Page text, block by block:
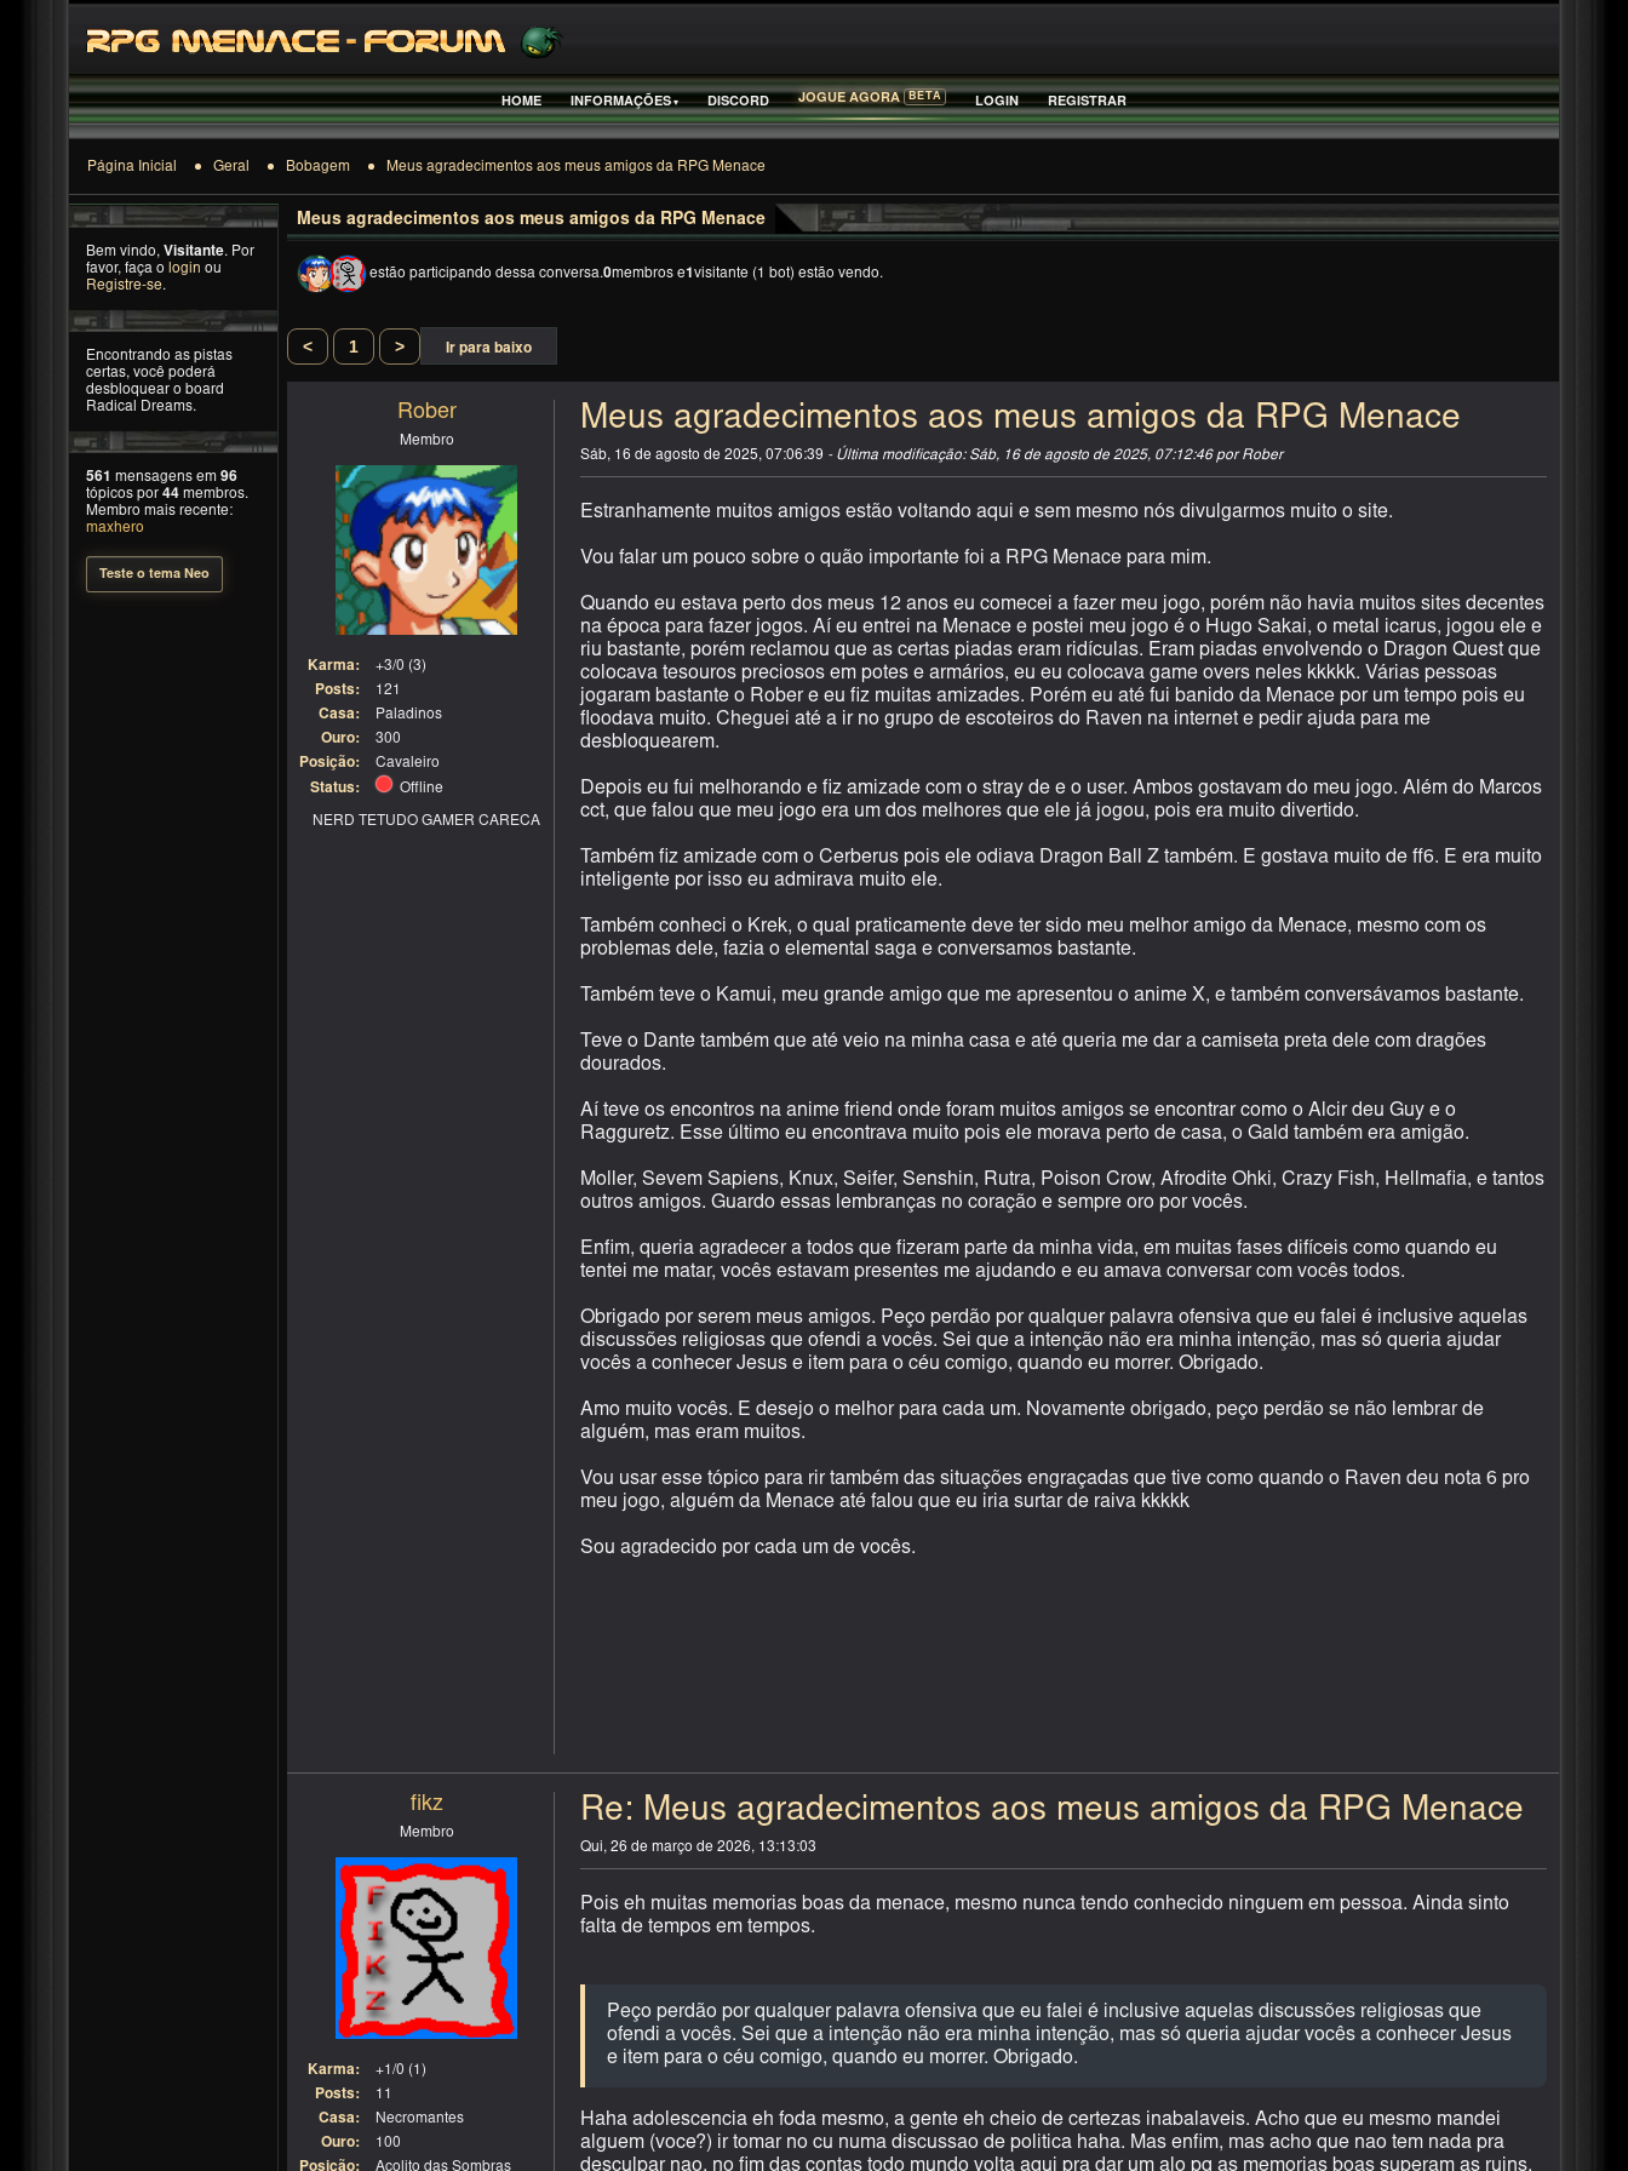
HOME INFORMAÇÕES DISCORD JOGUE AGORA BETA LOGIN REGISTRAR
Página Inicial Geral Bobagem Meus agradecimentos aos meus amigos da RPG Menace
Bem vindo, Visitante. Por
favor, faça o login ou
Registre-se.
Encontrando as pistas
certas, você poderá
desbloquear o board
Radical Dreams.
561 mensagens em 96
tópicos por 44 membros.
Membro mais recente:
maxhero
Teste o tema Neo
Meus agradecimentos aos meus amigos da RPG Menace
estão participando dessa conversa.0membros e1 visitante (1 bot) estão vendo.
< 1 > Ir para baixo
Rober
Membro
Karma:
+3/0 (3)
Posts:
121
Casa:
Paladinos
Ouro:
300
Posição:
Cavaleiro
Status:
Offline
NERD TETUDO GAMER CARECA
Meus agradecimentos aos meus amigos da RPG Menace
Sáb, 16 de agosto de 2025, 07:06:39 - Última modificação: Sáb, 16 de agosto de 2025, 07:12:46 por Rober
Estranhamente muitos amigos estão voltando aqui e sem mesmo nós divulgarmos muito o site.
Vou falar um pouco sobre o quão importante foi a RPG Menace para mim.
Quando eu estava perto dos meus 12 anos eu comecei a fazer meu jogo, porém não havia muitos sites decentes
na época para fazer jogos. Aí eu entrei na Menace e postei meu jogo é o Hugo Sakai, o metal icarus, jogou ele e
riu bastante, porém reclamou que as certas piadas eram ridículas. Eram piadas envolvendo o Dragon Quest que
colocava tesouros preciosos em potes e armários, eu eu colocava game overs neles kkkkk. Várias pessoas
jogaram bastante o Rober e eu fiz muitas amizades. Porém eu até fui banido da Menace por um tempo pois eu
floodava muito. Cheguei até a ir no grupo de escoteiros do Raven na internet e pedir ajuda para me
desbloquearem.
Depois eu fui melhorando e fiz amizade com o stray de e o user. Ambos gostavam do meu jogo. Além do Marcos
cct, que falou que meu jogo era um dos melhores que ele já jogou, pois era muito divertido.
Também fiz amizade com o Cerberus pois ele odiava Dragon Ball Z também. E gostava muito de ff6. E era muito
inteligente por isso eu admirava muito ele.
Também conheci o Krek, o qual praticamente deve ter sido meu melhor amigo da Menace, mesmo com os
problemas dele, fazia o elemental saga e conversamos bastante.
Também teve o Kamui, meu grande amigo que me apresentou o anime X, e também conversávamos bastante.
Teve o Dante também que até veio na minha casa e até queria me dar a camiseta preta dele com dragões
dourados.
Aí teve os encontros na anime friend onde foram muitos amigos se encontrar como o Alcir deu Guy e o
Ragguretz. Esse último eu encontrava muito pois ele morava perto de casa, o Gald também era amigão.
Moller, Sevem Sapiens, Knux, Seifer, Senshin, Rutra, Poison Crow, Afrodite Ohki, Crazy Fish, Hellmafia, e tantos
outros amigos. Guardo essas lembranças no coração e sempre oro por vocês.
Enfim, queria agradecer a todos que fizeram parte da minha vida, em muitas fases difíceis como quando eu
tentei me matar, vocês estavam presentes me ajudando e eu amava conversar com vocês todos.
Obrigado por serem meus amigos. Peço perdão por qualquer palavra ofensiva que eu falei é inclusive aquelas
discussões religiosas que ofendi a vocês. Sei que a intenção não era minha intenção, mas só queria ajudar
vocês a conhecer Jesus e item para o céu comigo, quando eu morrer. Obrigado.
Amo muito vocês. E desejo o melhor para cada um. Novamente obrigado, peço perdão se não lembrar de
alguém, mas eram muitos.
Vou usar esse tópico para rir também das situações engraçadas que tive como quando o Raven deu nota 6 pro
meu jogo, alguém da Menace até falou que eu iria surtar de raiva kkkkk
Sou agradecido por cada um de vocês.
fikz
Membro
Karma:
+1/0 (1)
Posts:
11
Casa:
Necromantes
Ouro:
100
Posição:
Acolito das Sombras
Re: Meus agradecimentos aos meus amigos da RPG Menace
Qui, 26 de março de 2026, 13:13:03
Pois eh muitas memorias boas da menace, mesmo nunca tendo conhecido ninguem em pessoa. Ainda sinto
falta de tempos em tempos.
Peço perdão por qualquer palavra ofensiva que eu falei é inclusive aquelas discussões religiosas que
ofendi a vocês. Sei que a intenção não era minha intenção, mas só queria ajudar vocês a conhecer Jesus
e item para o céu comigo, quando eu morrer. Obrigado.
Haha adolescencia eh foda mesmo, a gente eh cheio de certezas inabalaveis. Acho que eu mesmo mandei
alguem (voce?) ir tomar no cu numa discussao de politica haha. Mas enfim, mas acho que nao tem nada pra
desculpar nao, no fim das contas todo mundo volta aqui pra dar um alo pq as memorias boas superam as ruins.